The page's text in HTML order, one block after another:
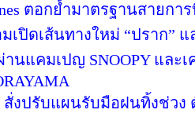
ตอกย้ำมาตรฐานสายกา
เปิดเส้นทางใหม่ “ปราก”
นแคมเปญ SNOOPY และ
งปรับแผนรับมือฝนทิ้งช่วง